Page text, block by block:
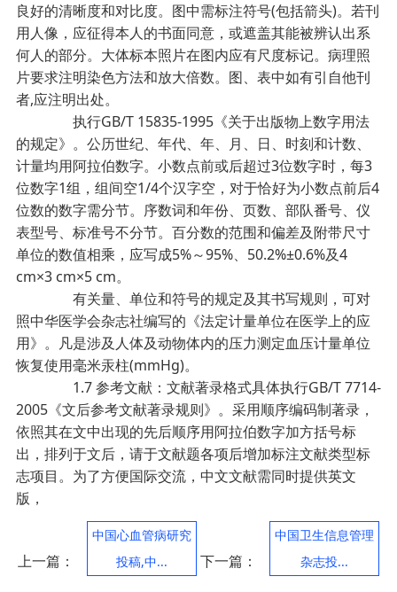
良好的清晰度和对比度。图中需标注符号(包括箭头)。若刊
用人像，应征得本人的书面同意，或遮盖其能被辨认出系
何人的部分。大体标本照片在图内应有尺度标记。病理照
片要求注明染色方法和放大倍数。图、表中如有引自他刊
者,应注明出处。
执行GB/T 15835-1995《关于出版物上数字用法
的规定》。公历世纪、年代、年、月、日、时刻和计数、
计量均用阿拉伯数字。小数点前或后超过3位数字时，每3
位数字1组，组间空1/4个汉字空，对于恰好为小数点前后4
位数的数字需分节。序数词和年份、页数、部队番号、仪
表型号、标准号不分节。百分数的范围和偏差及附带尺寸
单位的数值相乘，应写成5%～95%、50.2%±0.6%及4
cm×3 cm×5 cm。
有关量、单位和符号的规定及其书写规则，可对
照中华医学会杂志社编写的《法定计量单位在医学上的应
用》。凡是涉及人体及动物体内的压力测定血压计量单位
恢复使用毫米汞柱(mmHg)。
1.7 参考文献：文献著录格式具体执行GB/T 7714-
2005《文后参考文献著录规则》。采用顺序编码制著录，
依照其在文中出现的先后顺序用阿拉伯数字加方括号标
出，排列于文后，请于文献题各项后增加标注文献类型标
志项目。为了方便国际交流，中文文献需同时提供英文
版，
上一篇：
中国心血管病研究
投稿,中...
下一篇：
中国卫生信息管理
杂志投...